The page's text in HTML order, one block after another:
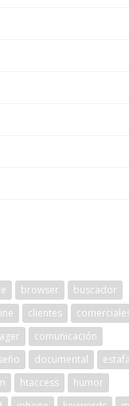
browser
buscador
clientes
comunicación
documental
estafa
htaccess
humor